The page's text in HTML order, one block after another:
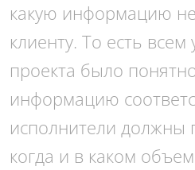
какую информацию
клиенту. То есть всем
проекта было
информацию
исполнители должны
когда и в каком